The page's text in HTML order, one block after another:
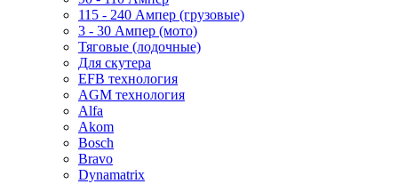
115 - 240 Ампер (грузовые)
3 - 30 Ампер (мото)
Тяговые (лодочные)
Для скутера
EFB технология
AGM технология
Alfa
Akom
Bosch
Bravo
Dynamatrix